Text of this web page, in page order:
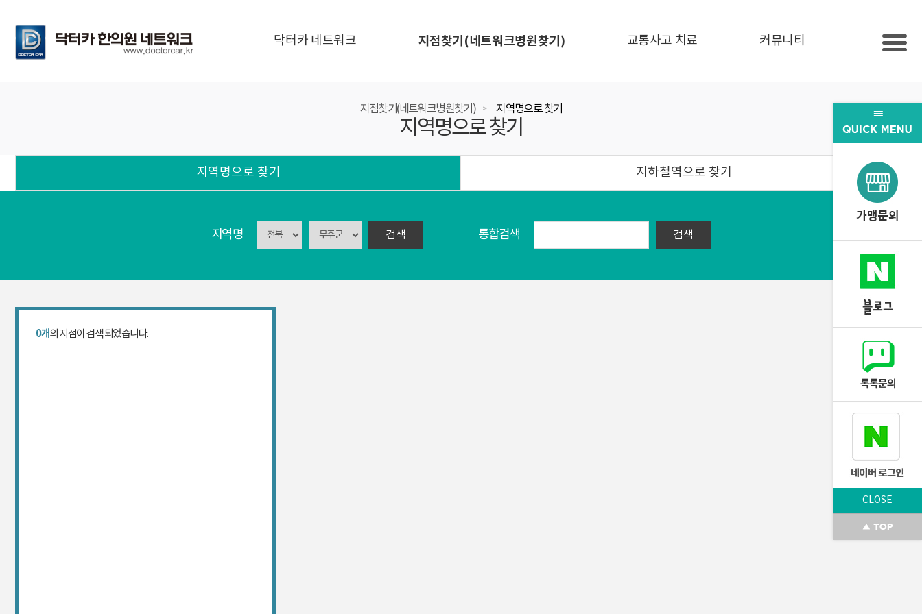
CLOSE
닥터카 네트워크 지점찾기(네트워크병원찾기) 교통사고 치료 커뮤니티
지점찾기(네트워크병원찾기) > 지역명으로 찾기
지역명으로 찾기
지역명으로 찾기 지하철역으로 찾기
지역명 통합검색
0개의 지점이 검색 되었습니다.